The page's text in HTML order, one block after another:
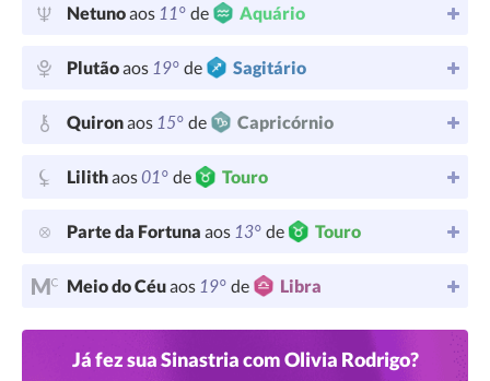
Netunoaos 11° de Aquário
Plutãoaos 19° de Sagitário
Quironaos 15° de Capricórnio
Lilithaos01° de Touro
Parte da Fortuna aos 13° de Touro
Meio do Céuaos 19° de Libra
Já fez sua Sinastria com Olivia Rodrigo?